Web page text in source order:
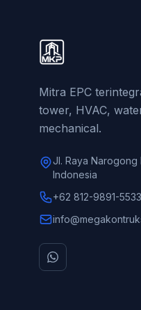
Mitra EPC
tower, HVAC,
mechanical.
Jl. Raya Narogong
Indonesia
+62 812-9891-5533